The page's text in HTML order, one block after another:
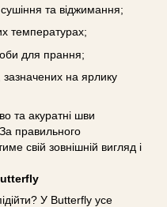
та віджимання;
температурах;
для прання;
на ярлику
та акуратні шви
правильного
свій зовнішній вигляд і
У Butterfly усе